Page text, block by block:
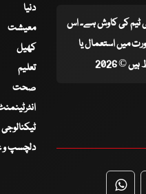
ٹیم کی کاوش ہے۔ اس
میں استعمال یا
© 2026
دنیا
معیشت
کھیل
تعلیم
صحت
ٹیکنالوجی
دلچسپ